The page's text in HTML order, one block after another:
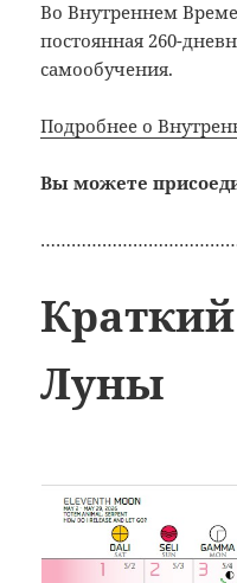
Во Внутреннем
постоянная 260-
самообучения.
Подробнее о
Вы можете
Луны